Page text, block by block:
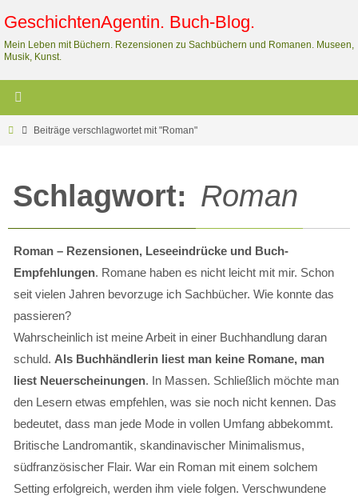
Inhalt
springen
GeschichtenAgentin. Buch-Blog.
Mein Leben mit Büchern. Rezensionen zu Sachbüchern und Romanen. Museen,
Musik, Kunst.
StartBeiträge verschlagwortet mit "Roman"
Schlagwort: Roman
Roman – Rezensionen, Leseeindrücke und Buch-
Empfehlungen. Romane haben es nicht leicht mit mir. Schon
seit vielen Jahren bevorzuge ich Sachbücher. Wie konnte das
passieren?
Wahrscheinlich ist meine Arbeit in einer Buchhandlung daran
schuld. Als Buchhändlerin liest man keine Romane, man
liest Neuerscheinungen. In Massen. Schließlich möchte man
den Lesern etwas empfehlen, was sie noch nicht kennen. Das
bedeutet, dass man jede Mode in vollen Umfang abbekommt.
Britische Landromantik, skandinavischer Minimalismus,
südfranzösischer Flair. War ein Roman mit einem solchem
Setting erfolgreich, werden ihm viele folgen. Verschwundene